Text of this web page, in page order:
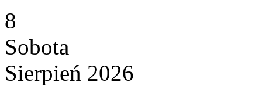
8
Sobota
Sierpień 2026